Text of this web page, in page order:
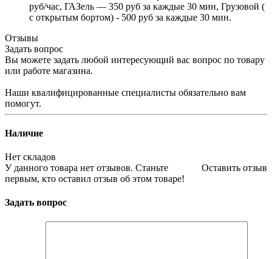
руб/час, ГАЗель — 350 руб за каждые 30 мин, Грузовой (
с открытым бортом) - 500 руб за каждые 30 мин.
Отзывы
Задать вопрос
Вы можете задать любой интересующий вас вопрос по товару
или работе магазина.
Наши квалифицированные специалисты обязательно вам
помогут.
Наличие
Нет складов
Оставить отзыв
У данного товара нет отзывов. Станьте
первым, кто оставил отзыв об этом товаре!
Задать вопрос